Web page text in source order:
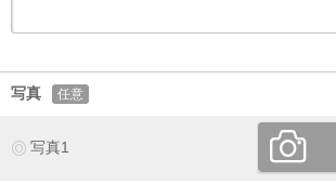
写真 任意
写真1